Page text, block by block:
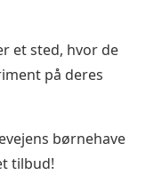
et sted, hvor de
på deres
børnehave
tilbud!